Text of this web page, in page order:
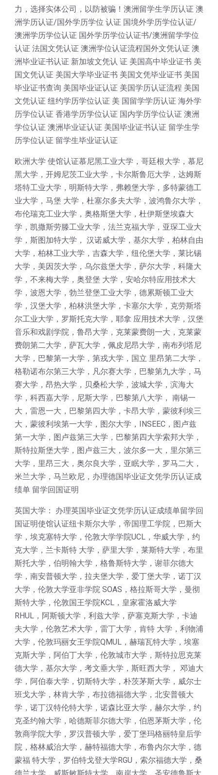
力，选择实体公司，以防被骗！澳洲留学生学历认证 澳
洲学历认证/国外学历学位 认证 国境外学历学位认证/
澳洲学历学位认证 国外学历学位认证书/澳洲留学学位
认证 法国文凭认证 澳洲学位认证流程国外文凭认证 澳
洲毕业证书认证 新加坡文凭认 证 美国高中毕业证书 美
国文凭认证 美国大学毕业证书 美国文凭毕业证书 美国
毕业证书查询 美国毕业证认证 美国学历认证流程 美国
文凭认证 纽约学历学位认证 美 国留学学历认证 海外学
历学位认证 香港学历学位认证 国内学历学位认证 澳洲
学位认证 澳洲毕业证认证 美国毕业证书认证 留学生学
历学位认证 留学生毕业证认证
欧洲大学 使馆认证慕尼黑工业大学，哥廷根大学，慕尼
黑大学，开姆尼茨工业大学，卡尔斯鲁厄大学，达姆斯
塔特工业大学，明斯特大学，弗赖堡大学，多特蒙德工
业大学，马堡 大学，杜塞尔多夫大学，波鸿鲁尔大学，
布伦瑞克工业大学，奥格斯堡大学，杜伊斯堡埃森大
学，凯撒斯劳滕工业大学，法兰克福大学，亚琛工业大
学，斯图加特大学， 汉诺威大学，基尔大学，柏林自由
大学，柏林工业大学，吉森大学，纽伦堡大学，莱比锡
大学，美因茨大学，乌尔兹堡大学，萨尔大学，科隆大
学，不来梅大学，奥登堡 大学，安哈尔特应用技术大
学，波恩大学，勃兰登堡工业大学，德累斯顿工业大
学，汉堡大学，柏林洪堡大学，卡塞尔大学，克劳斯塔
尔工业大学，罗斯托克大学，耶拿 应用技术大学，汉堡
音乐和戏剧学院，鲁昂大学，克莱蒙费朗一大，克莱蒙
费朗第二大学，萨瓦大学，佩皮尼昂大学，南布列塔尼
大学，巴黎第一大学，第戎大学，国立 里昂第二大学，
格勒诺布尔第三大学，凡尔赛大学，巴黎第九大学，马
赛大学，昂热大学，贝桑松大学，波城大学，滨海大
学，科西嘉大学，尼斯大学，巴黎第八大学， 南锡一
大，雷恩一大，巴黎第四大学，卡昂大学，蒙彼利埃三
大，蒙彼利埃第一大学，图尔大学，INSEEC，图卢兹
第一大学，图卢兹第三大学，巴黎第四大学索邦大学，
斯特拉斯堡大学，图卢兹三大，波尔多一大，里尔第三
大学，里昂三大，奥尔良大学，亚眠大学，罗马二大，
米兰大学，马兰欧尼，办理德国毕业证文凭学历认证成
绩单 留学回国证明
英国大学： 办理英国毕业证文凭学历认证成绩单留学回
国证明使馆认证纽卡斯尔大学，帝国理工学院，巴斯大
学，埃克塞特大学，伦敦大学学院UCL，华威大学，约
克大学，兰卡斯特 大学，萨里大学，莱斯特大学，布里
斯托大学，伯明翰大学，格鲁斯特大学，谢菲尔德大
学，南安普顿大学，拉夫堡大学，爱丁堡大学，诺丁汉
大学，伦敦大学亚非学院 SOAS，格拉斯哥大学，曼彻
斯特大学，伦敦国王学院KCL，皇家霍洛威大学
RHUL，阿斯顿大学，利兹大学，萨塞克斯大学，卡迪
夫大学，伦敦艺术大学，雷丁大学，肯特 大学，利物浦
大学，伦敦玛丽女王学院QMUL，赫瑞瓦特大学，埃塞
克斯大学，阿伯丁大学，伦敦城市大学，斯特拉思克莱
德大学，基尔大学，考文垂大学，斯旺西大学， 邓迪大
学，阿伯泰大学，切斯特大学，朴茨茅斯大学，威尔士
班戈大学，林肯大学，布拉德福德大学，北安普顿大
学，诺丁汉特伦特大学，诺森比亚大学，赫尔大学，约
克圣约翰大学，哈德斯菲尔德大学，伯恩茅斯大学，伦
敦商学院大学，罗汉普顿大学，爱丁堡玛格丽特皇后学
院，格林威治大学，赫特福德大学，布鲁内尔大学，德
蒙福 特大学，罗伯特戈登大学RGU，索尔福德大学，桑